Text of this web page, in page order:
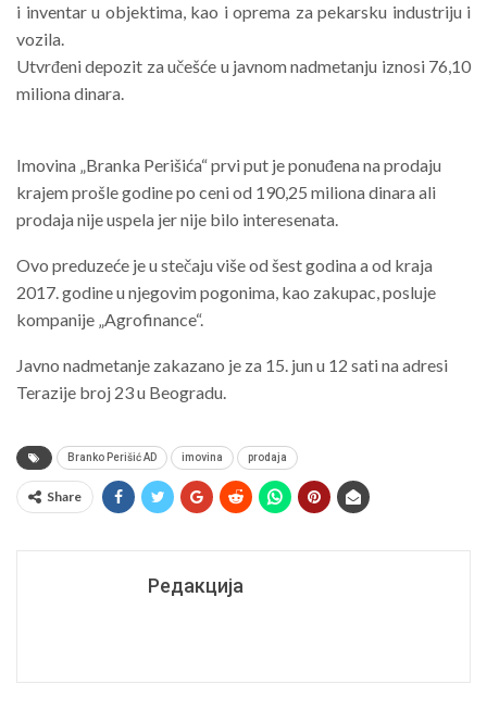
i inventar u objektima, kao i oprema za pekarsku industriju i
vozila.
Utvrđeni depozit za učešće u javnom nadmetanju iznosi 76,10
miliona dinara.
Imovina „Branka Perišića“ prvi put je ponuđena na prodaju
krajem prošle godine po ceni od 190,25 miliona dinara ali
prodaja nije uspela jer nije bilo interesenata.
Ovo preduzeće je u stečaju više od šest godina a od kraja
2017. godine u njegovim pogonima, kao zakupac, posluje
kompanije „Agrofinance“.
Javno nadmetanje zakazano je za 15. jun u 12 sati na adresi
Terazije broj 23 u Beogradu.
Branko Perišić AD imovina prodaja
Share
Редакција